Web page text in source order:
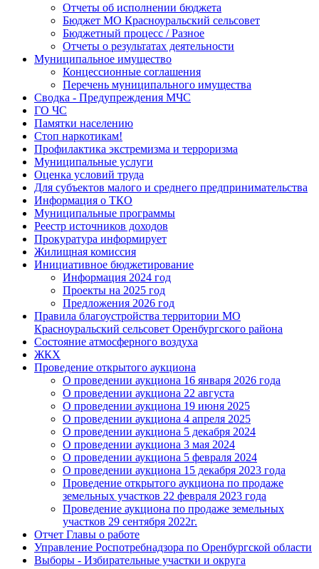
Отчеты об исполнении бюджета
Бюджет МО Красноуральский сельсовет
Бюджетный процесс / Разное
Отчеты о результатах деятельности
Муниципальное имущество
Концессионные соглашения
Перечень муниципального имущества
Сводка - Предупреждения МЧС
ГО ЧС
Памятки населению
Стоп наркотикам!
Профилактика экстремизма и терроризма
Муниципальные услуги
Оценка условий труда
Для субъектов малого и среднего предпринимательства
Информация о ТКО
Муниципальные программы
Реестр источников доходов
Прокуратура информирует
Жилищная комиссия
Инициативное бюджетирование
Информация 2024 год
Проекты на 2025 год
Предложения 2026 год
Правила благоустройства территории МО
Красноуральский сельсовет Оренбургского района
Состояние атмосферного воздуха
ЖКХ
Проведение открытого аукциона
О проведении аукциона 16 января 2026 года
О проведении аукциона 22 августа
О проведении аукциона 19 июня 2025
О проведении аукциона 4 апреля 2025
О проведении аукциона 5 декабря 2024
О проведении аукциона 3 мая 2024
О проведении аукциона 5 февраля 2024
О проведении аукциона 15 декабря 2023 года
Проведение открытого аукциона по продаже
земельных участков 22 февраля 2023 года
Проведение аукциона по продаже земельных
участков 29 сентября 2022г.
Отчет Главы о работе
Управление Роспотребнадзора по Оренбургской области
Выборы - Избирательные участки и округа